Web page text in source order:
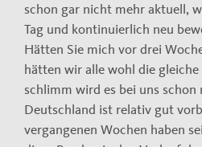
schon gar nicht mehr aktuell,
Tag und kontinuierlich neu
Hätten Sie mich vor drei
hätten wir alle wohl die
schlimm wird es bei uns schon
Deutschland ist relativ gut
vergangenen Wochen haben